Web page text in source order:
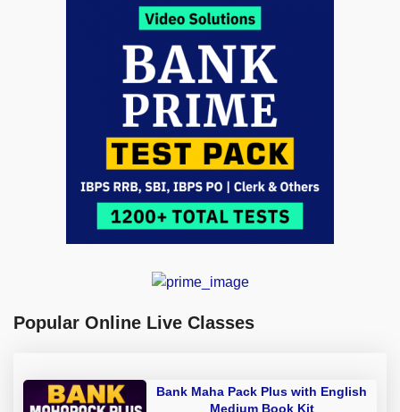
Popular Online Live Classes
Bank Maha Pack Plus with English
Medium Book Kit